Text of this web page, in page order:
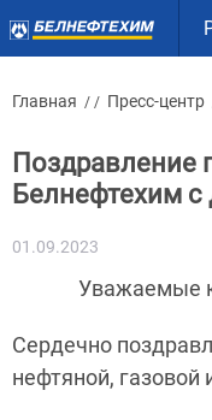
Главная / / Пресс-центр
Поздравление
Белнефтехим
01.09.2023
Уважаемые
Сердечно
нефтяной,